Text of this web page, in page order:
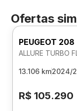
Ofertas
PEUGEOT 208
ALLURE TURBO
13.106 km2024/
R$ 105.290